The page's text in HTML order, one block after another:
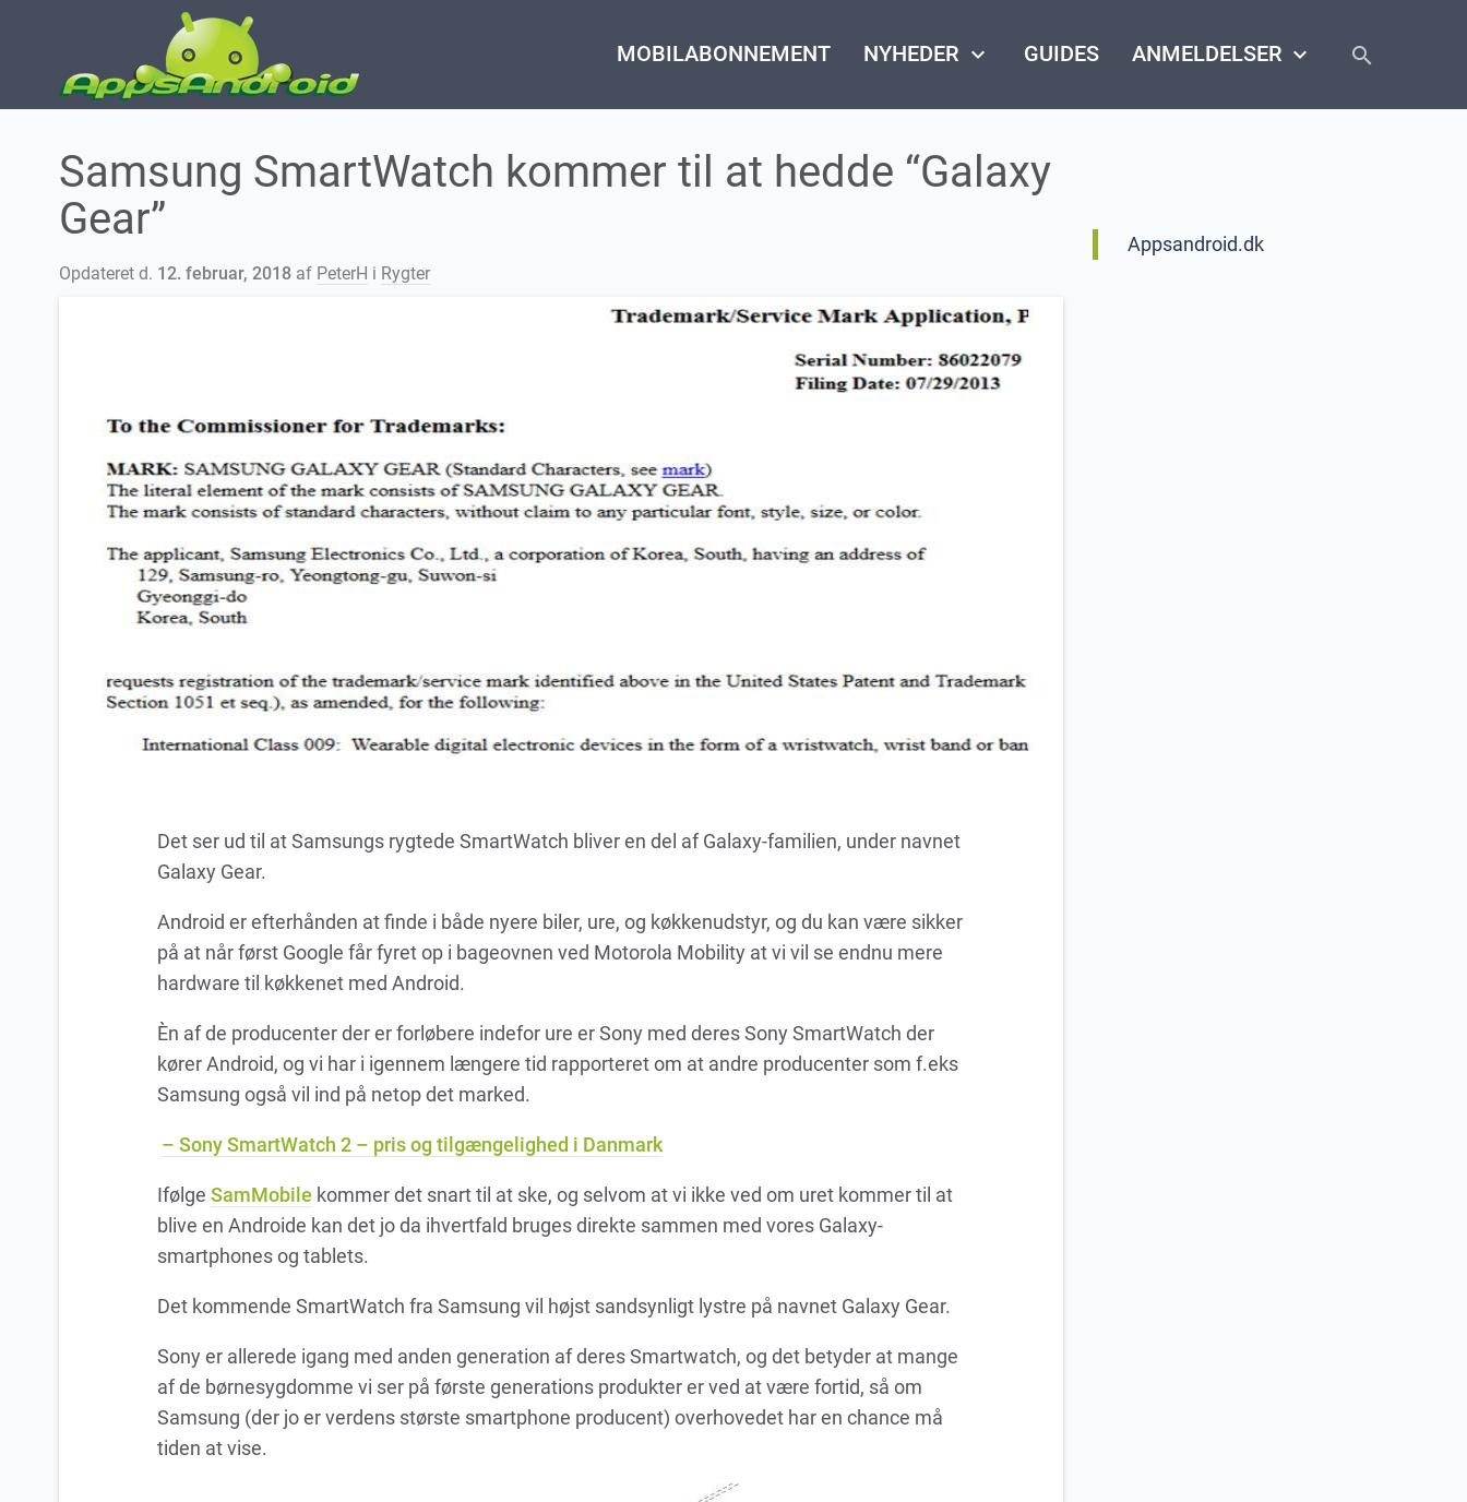
MOBILABONNEMENT NYHEDER keyboard_arrow_down GUIDES ANMELDELSER keyboard_arrow_down search
close
Samsung SmartWatch kommer til at hedde “Galaxy
Gear”
Opdateret d. 12. februar, 2018af PeterH i Rygter
Det ser ud til at Samsungs rygtede SmartWatch bliver en del af Galaxy-familien, under navnet
Galaxy Gear.
Android er efterhånden at finde i både nyere biler, ure, og køkkenudstyr, og du kan være sikker
på at når først Google får fyret op i bageovnen ved Motorola Mobility at vi vil se endnu mere
hardware til køkkenet med Android.
Èn af de producenter der er forløbere indefor ure er Sony med deres Sony SmartWatch der
kører Android, og vi har i igennem længere tid rapporteret om at andre producenter som f.eks
Samsung også vil ind på netop det marked.
– Sony SmartWatch 2 – pris og tilgængelighed i Danmark
Ifølge SamMobile kommer det snart til at ske, og selvom at vi ikke ved om uret kommer til at
blive en Androide kan det jo da ihvertfald bruges direkte sammen med vores Galaxy-
smartphones og tablets.
Det kommende SmartWatch fra Samsung vil højst sandsynligt lystre på navnet Galaxy Gear.
Sony er allerede igang med anden generation af deres Smartwatch, og det betyder at mange
af de børnesygdomme vi ser på første generations produkter er ved at være fortid, så om
Samsung (der jo er verdens største smartphone producent) overhovedet har en chance må
tiden at vise.
Appsandroid.dk